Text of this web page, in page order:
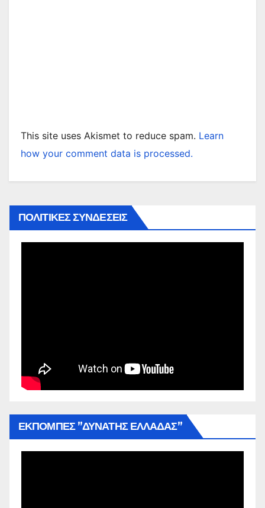
This site uses Akismet to reduce spam. Learn
how your comment data is processed.
ΠΟΛΙΤΙΚΕΣ ΣΥΝΔΕΣΕΙΣ
ΕΚΠΟΜΠΕΣ ”ΔΥΝΑΤΗΣ ΕΛΛΑΔΑΣ”